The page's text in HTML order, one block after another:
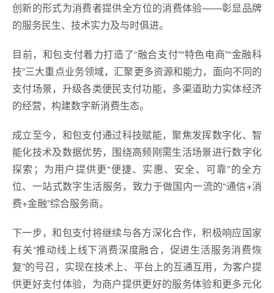
创新的形式为消费者提供全方位的消费体验——彰显品牌
的服务民生、技术实力及与时俱进。
目前，和包支付着力打造了“融合支付”“特色电商”“金融科
技”三大重点业务领域，汇聚更多资源和能力，面向不同的
支付场景，升级各类便民支付功能，多渠道助力实体经济
的经营，构建数字新消费生态。
成立至今，和包支付通过科技赋能，聚焦发挥数字化、智
能化技术及数据优势，围绕高频刚需生活场景进行数字化
探索；为用户提供更“便捷、实惠、安全、可靠”的全方
位、一站式数字生活服务，致力于做国内一流的“通信+消
费+金融”综合服务商。
下一步，和包支付将继续与各方深化合作，积极响应国家
有关“推动线上线下消费深度融合，促进生活服务消费恢
复”的号召，实现在技术上、平台上的互通互用，为客户提
供更好支付体验，为商户提供更好的服务体验和更多元化